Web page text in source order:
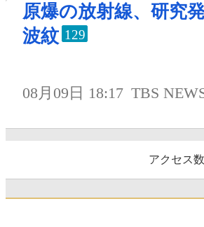
原爆の放射線、研究
波紋 129
08月09日 18:17 TBS
アクセス